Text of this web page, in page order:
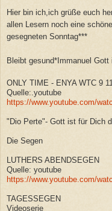
Hier bin ich,ich grüße euch
allen Lesern noch eine
gesegneten Sonntag***
Bleibt gesund*Immanuel Gott
ONLY TIME - ENYA WTC 9 11
Quelle:.youtube
https://www.youtube.com/
"Dio Perte"- Gott ist für Dich
Die Segen
LUTHERS ABENDSEGEN
Quelle: youtube
https://www.youtube.com/
TAGESSEGEN
Videoserie